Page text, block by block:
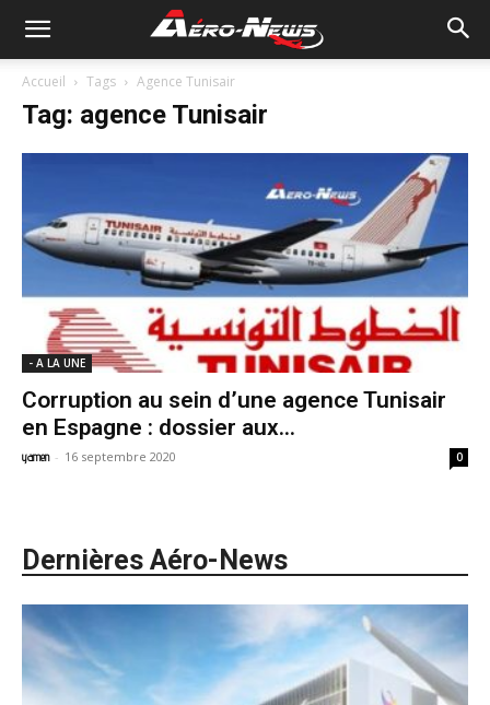
Accueil Tags Agence Tunisair
Tag: agence Tunisair
- A LA UNE
Corruption au sein d’une agence Tunisair
en Espagne : dossier aux...
yamen - 16 septembre 2020 0
Dernières Aéro-News